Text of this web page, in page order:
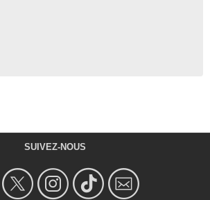
SUIVEZ-NOUS